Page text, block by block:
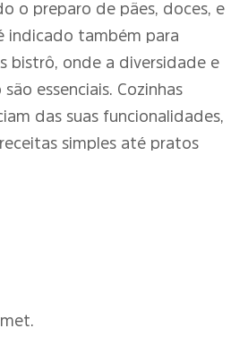
o preparo de pães, doces, e
indicado também para
bistrô, onde a diversidade e
essenciais. Cozinhas
das suas funcionalidades,
simples até pratos